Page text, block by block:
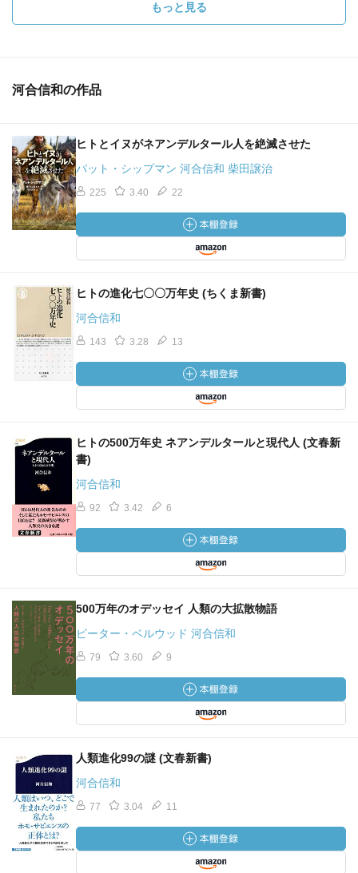
もっと見る
河合信和の作品
ヒトとイヌがネアンデルタール人を絶滅させた
パット・シップマン 河合信和 柴田譲治
225 3.40 22
ヒトの進化七〇〇万年史 (ちくま新書)
河合信和
143 3.28 13
ヒトの500万年史 ネアンデルタールと現代人 (文春新
書)
河合信和
92 3.42 6
500万年のオデッセイ 人類の大拡散物語
ピーター・ベルウッド 河合信和
79 3.60 9
人類進化99の謎 (文春新書)
河合信和
77 3.04 11